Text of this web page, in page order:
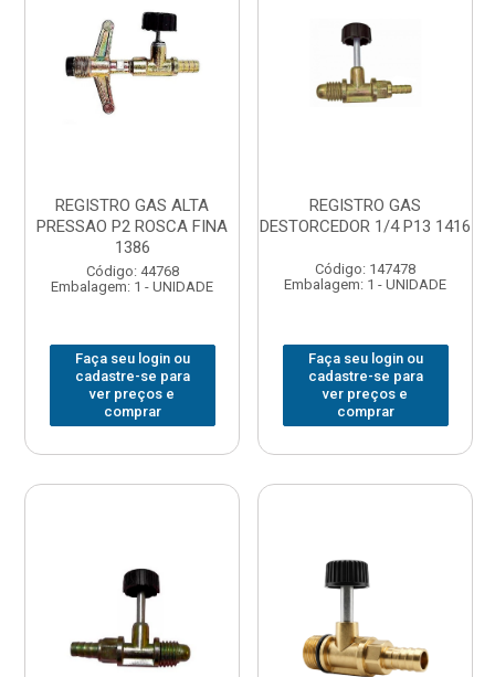
REGISTRO GAS ALTA
PRESSAO P2 ROSCA FINA
1386
Código: 44768
Embalagem: 1 - UNIDADE
Faça seu login ou
cadastre-se para
ver preços e
comprar
REGISTRO GAS
DESTORCEDOR 1/4 P13 1416
Código: 147478
Embalagem: 1 - UNIDADE
Faça seu login ou
cadastre-se para
ver preços e
comprar